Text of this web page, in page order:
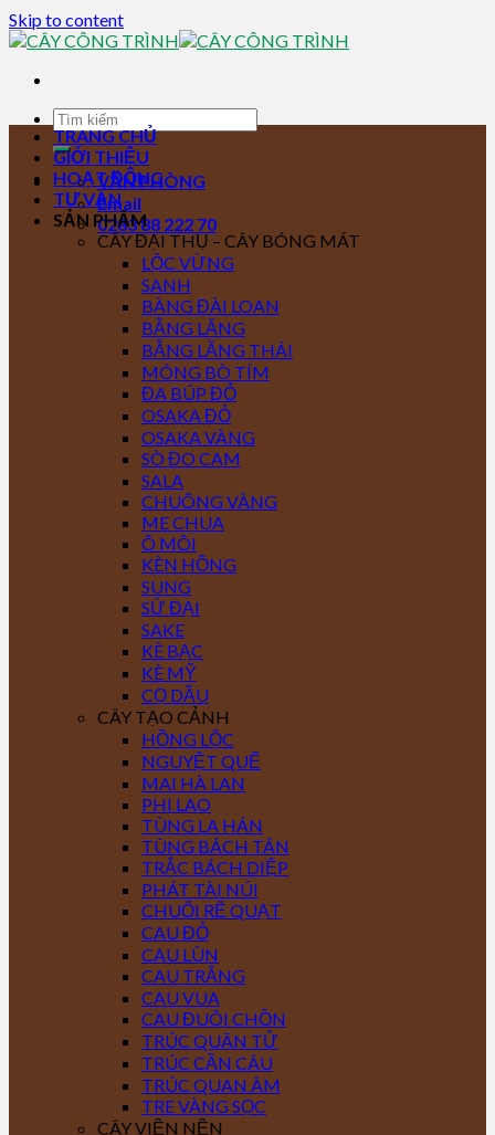
Skip to content
VĂN PHÒNG
Email
0283 88 222 70
TRANG CHỦ
GIỚI THIỆU
HOẠT ĐỘNG
TƯ VẤN
SẢN PHẨM
CÂY ĐẠI THỤ – CÂY BÓNG MÁT
LỘC VỪNG
SANH
BÀNG ĐÀI LOAN
BẰNG LĂNG
BẰNG LĂNG THÁI
MÓNG BÒ TÍM
ĐA BÚP ĐỎ
OSAKA ĐỎ
OSAKA VÀNG
SÒ ĐO CAM
SALA
CHUÔNG VÀNG
ME CHUA
Ô MÔI
KÈN HỒNG
SUNG
SỨ ĐẠI
SAKE
KÈ BẠC
KÈ MỸ
CỌ DẦU
CÂY TẠO CẢNH
HỒNG LỘC
NGUYỆT QUẾ
MAI HÀ LAN
PHI LAO
TÙNG LA HÁN
TÙNG BÁCH TÁN
TRẮC BÁCH DIỆP
PHÁT TÀI NÚI
CHUỐI RẼ QUẠT
CAU ĐỎ
CAU LÙN
CAU TRẮNG
CAU VUA
CAU ĐUÔI CHỒN
TRÚC QUÂN TỬ
TRÚC CẦN CÂU
TRÚC QUAN ÂM
TRE VÀNG SỌC
CÂY VIỀN NỀN